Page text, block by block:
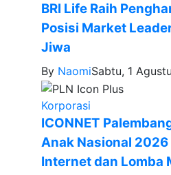
BRI Life Raih
Posisi Market
Jiwa
By NaomiSabtu, 1
Korporasi
ICONNET
Anak Nasional
Internet dan Lomba